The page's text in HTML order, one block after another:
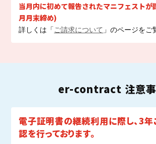
当月内に初めて報告されたマニフェストが
月月末締め)
詳しくは「ご請求について 」のページをご
er-contract 注意
電子証明書の継続利用に際し、3年
認を行っております。